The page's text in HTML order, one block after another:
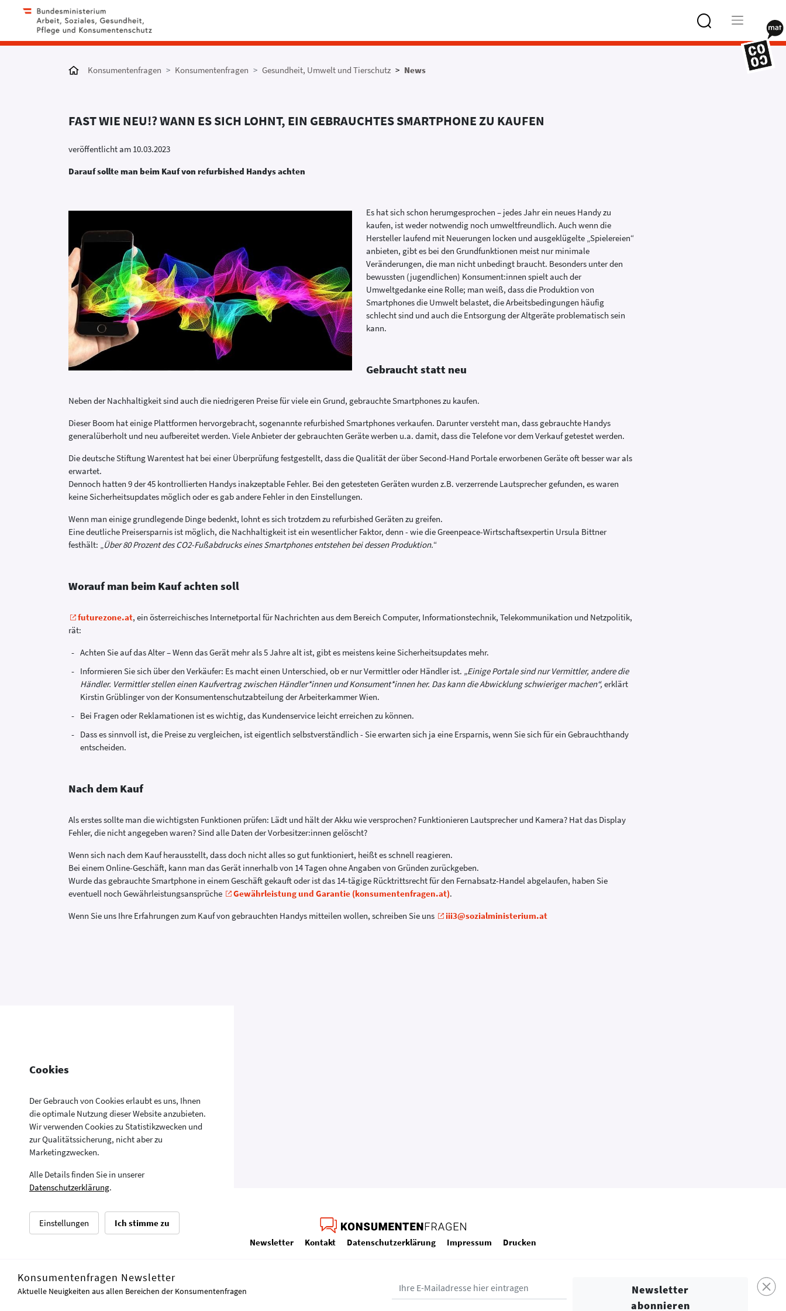
Cookies
Der Gebrauch von Cookies erlaubt es uns, Ihnen
die optimale Nutzung dieser Website anzubieten.
Wir verwenden Cookies zu Statistikzwecken und
zur Qualitätssicherung, nicht aber zu
Marketingzwecken.
Alle Details finden Sie in unserer
Datenschutzerklärung.
Einstellungen Ich stimme zu
Konsumentenfragen Konsumentenfragen Gesundheit, Umwelt und Tierschutz News
FAST WIE NEU!? WANN ES SICH LOHNT, EIN GEBRAUCHTES SMARTPHONE ZU KAUFEN
veröffentlicht am 10.03.2023
Darauf sollte man beim Kauf von refurbished Handys achten
Es hat sich schon herumgesprochen – jedes Jahr ein neues Handy zu
kaufen, ist weder notwendig noch umweltfreundlich. Auch wenn die
Hersteller laufend mit Neuerungen locken und ausgeklügelte „Spielereien“
anbieten, gibt es bei den Grundfunktionen meist nur minimale
Veränderungen, die man nicht unbedingt braucht. Besonders unter den
bewussten (jugendlichen) Konsument:innen spielt auch der
Umweltgedanke eine Rolle; man weiß, dass die Produktion von
Smartphones die Umwelt belastet, die Arbeitsbedingungen häufig
schlecht sind und auch die Entsorgung der Altgeräte problematisch sein
kann.
Gebraucht statt neu
Neben der Nachhaltigkeit sind auch die niedrigeren Preise für viele ein Grund, gebrauchte Smartphones zu kaufen.
Dieser Boom hat einige Plattformen hervorgebracht, sogenannte refurbished Smartphones verkaufen. Darunter versteht man, dass gebrauchte Handys
generalüberholt und neu aufbereitet werden. Viele Anbieter der gebrauchten Geräte werben u.a. damit, dass die Telefone vor dem Verkauf getestet werden.
Die deutsche Stiftung Warentest hat bei einer Überprüfung festgestellt, dass die Qualität der über Second-Hand Portale erworbenen Geräte oft besser war als
erwartet.
Dennoch hatten 9 der 45 kontrollierten Handys inakzeptable Fehler. Bei den getesteten Geräten wurden z.B. verzerrende Lautsprecher gefunden, es waren
keine Sicherheitsupdates möglich oder es gab andere Fehler in den Einstellungen.
Wenn man einige grundlegende Dinge bedenkt, lohnt es sich trotzdem zu refurbished Geräten zu greifen.
Eine deutliche Preisersparnis ist möglich, die Nachhaltigkeit ist ein wesentlicher Faktor, denn - wie die Greenpeace-Wirtschaftsexpertin Ursula Bittner
festhält: „Über 80 Prozent des CO2-Fußabdrucks eines Smartphones entstehen bei dessen Produktion.“
Worauf man beim Kauf achten soll
futurezone.at, ein österreichisches Internetportal für Nachrichten aus dem Bereich Computer, Informationstechnik, Telekommunikation und Netzpolitik,
rät:
Achten Sie auf das Alter – Wenn das Gerät mehr als 5 Jahre alt ist, gibt es meistens keine Sicherheitsupdates mehr.
Informieren Sie sich über den Verkäufer: Es macht einen Unterschied, ob er nur Vermittler oder Händler ist. „Einige Portale sind nur Vermittler, andere die
Händler. Vermittler stellen einen Kaufvertrag zwischen Händler*innen und Konsument*innen her. Das kann die Abwicklung schwieriger machen“, erklärt
Kirstin Grüblinger von der Konsumentenschutzabteilung der Arbeiterkammer Wien.
Bei Fragen oder Reklamationen ist es wichtig, das Kundenservice leicht erreichen zu können.
Dass es sinnvoll ist, die Preise zu vergleichen, ist eigentlich selbstverständlich - Sie erwarten sich ja eine Ersparnis, wenn Sie sich für ein Gebrauchthandy
entscheiden.
Nach dem Kauf
Als erstes sollte man die wichtigsten Funktionen prüfen: Lädt und hält der Akku wie versprochen? Funktionieren Lautsprecher und Kamera? Hat das Display
Fehler, die nicht angegeben waren? Sind alle Daten der Vorbesitzer:innen gelöscht?
Wenn sich nach dem Kauf herausstellt, dass doch nicht alles so gut funktioniert, heißt es schnell reagieren.
Bei einem Online-Geschäft, kann man das Gerät innerhalb von 14 Tagen ohne Angaben von Gründen zurückgeben.
Wurde das gebrauchte Smartphone in einem Geschäft gekauft oder ist das 14-tägige Rücktrittsrecht für den Fernabsatz-Handel abgelaufen, haben Sie
eventuell noch Gewährleistungsansprüche
Gewährleistung und Garantie (konsumentenfragen.at).
Wenn Sie uns Ihre Erfahrungen zum Kauf von gebrauchten Handys mitteilen wollen, schreiben Sie uns
iii3@sozialministerium.at
Konsumentenfragen Newsletter
Aktuelle Neuigkeiten aus allen Bereichen der Konsumentenfragen
Newsletter
abonnieren
Newsletter Kontakt Datenschutzerklärung Impressum
Drucken